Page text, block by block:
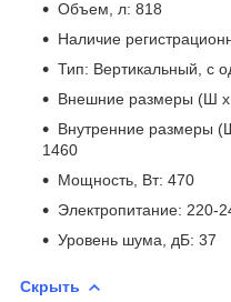
Объем, л: 818
Наличие
Тип: Вертикальный, с
Внешние размеры (Ш
Внутренние размеры
1460
Мощность, Вт: 470
Электропитание: 220-
Уровень шума, дБ: 37
Скрыть